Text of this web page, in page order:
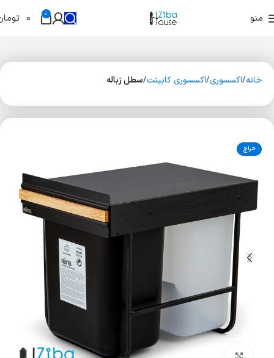
منو 0
0
خانه اکسسوری اکسسوری کابینت سطل زباله
حراج